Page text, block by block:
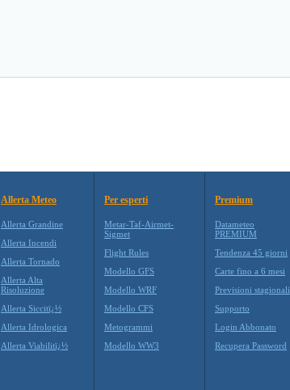
Allerta Meteo
Allerta Grandine
Allerta Incendi
Allerta Tornado
Allerta Alta
Risoluzione
Allerta Siccitï¿½
Allerta Idrologica
Allerta Viabilitï¿½
Per esperti
Metar-Taf-Airmet-
Sigmet
Flight Rules
Modello GFS
Modello WRF
Modello CFS
Metogrammi
Modello WW3
Premium
Datameteo
PREMIUM
Tendenza 45 giorni
Carte fino a 6 mesi
Previsioni stagionali
Supporto
Login Abbonato
Recupera Password